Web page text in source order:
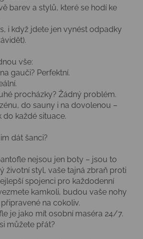
barev a stylů, které se hodí ke
i když jdete jen vynést odpadky
vše:
gauči? Perfektní.
procházky? Žádný problém.
do sauny i na dovolenou –
do každé situace.
dát šanci?
nejsou jen boty – jsou to
životní styl, vaše tajná zbraň proti
spojenci pro každodenní
kamkoli, budou vaše nohy
na cokoliv.
je jako mít osobní maséra 24/7.
můžete přát?